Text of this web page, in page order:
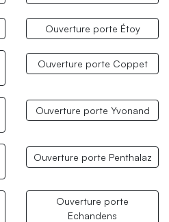
Ouverture porte Étoy
Ouverture porte Coppet
Ouverture porte Yvonand
Ouverture porte Penthalaz
Ouverture porte
Echandens